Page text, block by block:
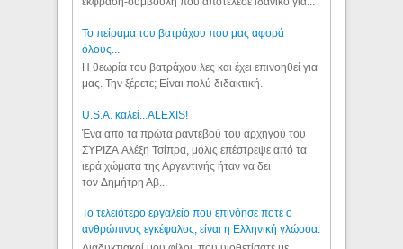
Το πείραμα του βατράχου που μας αφορά
όλους...
Η θεωρία του βατράχου λες και έχει επινοηθεί για
μας. Την ξέρετε; Είναι πολύ διδακτική.
U.S.A. καλεί...ALEXIS!
Ένα από τα πρώτα ραντεβού του αρχηγού του
ΣΥΡΙΖΑ Αλέξη Τσίπρα, μόλις επέστρεψε από τα
ιερά χώματα της Αργεντινής ήταν να δει
τον Δημήτρη Αβ...
Το τελειότερο εργαλείο που επινόησε ποτε ο
ανθρώπινος εγκέφαλος, είναι η Ελληνική γλώσσα.